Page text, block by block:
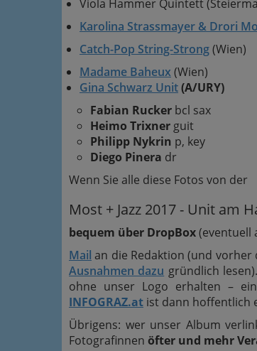
Viola Hammer Quintett
Karolina Strassmayer & Drori
Catch-Pop String-Strong(Wien)
Madame Baheux(Wien)
Gina Schwarz Unit(A/URY)
Fabian Rucker bcl sax
Heimo Trixner guit
Philipp Nykrin p, key
Diego Pinera dr
Wenn Sie alle diese Fotos von der
Most + Jazz 2017 - Unit am
bequem über DropBox(eventuell
Mail an die Redaktion (und vorher
Ausnahmen dazu gründlich
ohne unser Logo erhalten –
INFOGRAZ.at ist dann hoffentlich
Übrigens: wer unser Album
Fotografinnen öfter und mehr